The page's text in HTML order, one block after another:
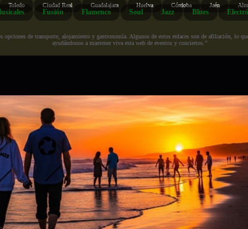
Toledo Ciudad Real Guadalajara Huelva Córdoba Jaén
Fusión Flamenco Soul Jazz Blues
de transporte, alojamiento y gastronomía. Algunos de estos enlaces son de afiliación, lo
ayudándonos a mantener viva esta web de eventos y conciertos.”